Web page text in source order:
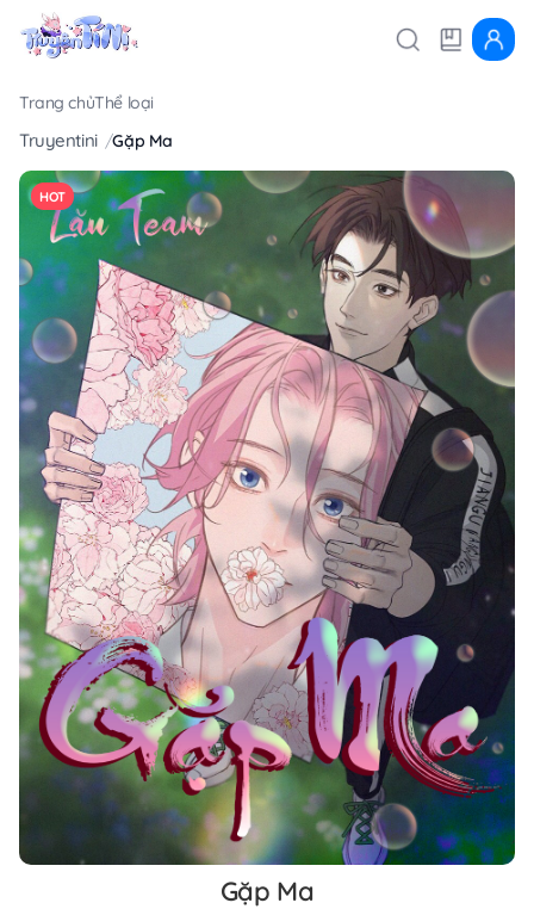
Trang chủThể loại
Truyentini Gặp Ma
HOT
Gặp Ma